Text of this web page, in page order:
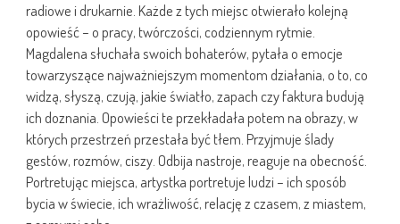
radiowe i drukarnie. Każde z tych miejsc otwierało kolejną
opowieść – o pracy, twórczości, codziennym rytmie.
Magdalena słuchała swoich bohaterów, pytała o emocje
towarzyszące najważniejszym momentom działania, o to, co
widzą, słyszą, czują, jakie światło, zapach czy faktura budują
ich doznania. Opowieści te przekładała potem na obrazy, w
których przestrzeń przestała być tłem. Przyjmuje ślady
gestów, rozmów, ciszy. Odbija nastroje, reaguje na obecność.
Portretując miejsca, artystka portretuje ludzi – ich sposób
bycia w świecie, ich wrażliwość, relację z czasem, z miastem,